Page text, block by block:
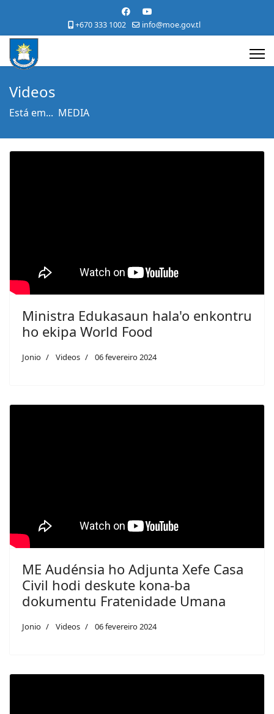
+670 333 1002 info@moe.gov.tl
Videos
Está em... MEDIA
Ministra Edukasaun hala'o enkontru
ho ekipa World Food
Jonio Videos 06 fevereiro 2024
ME Audénsia ho Adjunta Xefe Casa
Civil hodi deskute kona-ba
dokumentu Fratenidade Umana
Jonio Videos 06 fevereiro 2024